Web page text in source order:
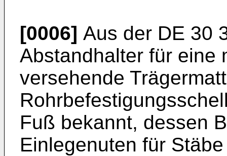
[0006] Aus der DE 30
Abstandhalter für eine
versehende
Fuß bekannt, dessen
Einlegenuten für